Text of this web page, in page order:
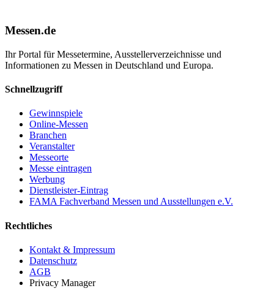
Messen.de
Ihr Portal für Messetermine, Ausstellerverzeichnisse und
Informationen zu Messen in Deutschland und Europa.
Schnellzugriff
Gewinnspiele
Online-Messen
Branchen
Veranstalter
Messeorte
Messe eintragen
Werbung
Dienstleister-Eintrag
FAMA Fachverband Messen und Ausstellungen e.V.
Rechtliches
Kontakt & Impressum
Datenschutz
AGB
Privacy Manager